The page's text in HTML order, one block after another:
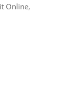
Online,